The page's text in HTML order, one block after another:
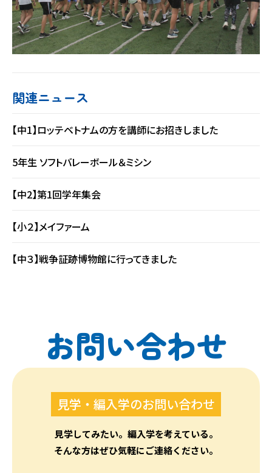
関連ニュース
【中1】ロッテベトナムの方を講師にお招きしました
5年生 ソフトバレーボール＆ミシン
【中2】第1回学年集会
【小２】メイファーム
【中３】戦争証跡博物館に行ってきました
お問い合わせ
見学・編入学のお問い合わせ
見学してみたい。編入学を考えている。
そんな方はぜひ気軽にご連絡ください。